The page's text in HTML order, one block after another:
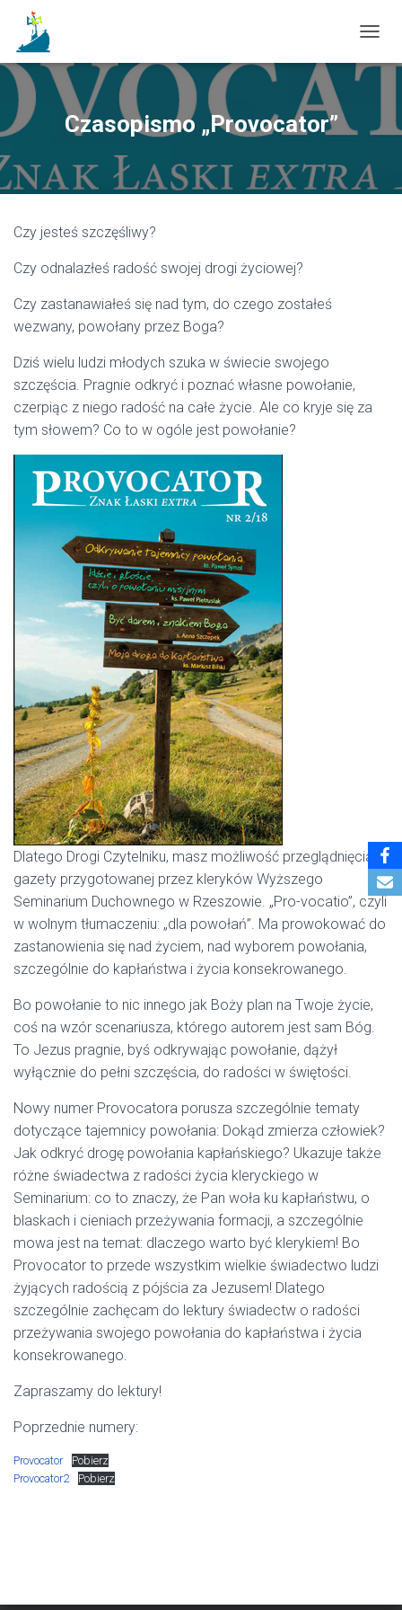
O
E
A
V
Czasopismo „Provocator”
Czy jesteś szczęśliwy?
Czy odnalazłeś radość swojej drogi życiowej?
Czy zastanawiałeś się nad tym, do czego zostałeś
wezwany, powołany przez Boga?
Dziś wielu ludzi młodych szuka w świecie swojego
szczęścia. Pragnie odkryć i poznać własne powołanie,
czerpiąc z niego radość na całe życie. Ale co kryje się za
tym słowem? Co to w ogóle jest powołanie?
Dlatego Drogi Czytelniku, masz możliwość przeglądnięcia
gazety przygotowanej przez kleryków Wyższego
Seminarium Duchownego w Rzeszowie. „Pro-vocatio”, czyli
w wolnym tłumaczeniu: „dla powołań”. Ma prowokować do
zastanowienia się nad życiem, nad wyborem powołania,
szczególnie do kapłaństwa i życia konsekrowanego.
Bo powołanie to nic innego jak Boży plan na Twoje życie,
coś na wzór scenariusza, którego autorem jest sam Bóg.
To Jezus pragnie, byś odkrywając powołanie, dążył
wyłącznie do pełni szczęścia, do radości w świętości.
Nowy numer Provocatora porusza szczególnie tematy
dotyczące tajemnicy powołania: Dokąd zmierza człowiek?
Jak odkryć drogę powołania kapłańskiego? Ukazuje także
różne świadectwa z radości życia kleryckiego w
Seminarium: co to znaczy, że Pan woła ku kapłaństwu, o
blaskach i cieniach przeżywania formacji, a szczególnie
mowa jest na temat: dlaczego warto być klerykiem! Bo
Provocator to przede wszystkim wielkie świadectwo ludzi
żyjących radością z pójścia za Jezusem! Dlatego
szczególnie zachęcam do lektury świadectw o radości
przeżywania swojego powołania do kapłaństwa i życia
konsekrowanego.
Zapraszamy do lektury!
Poprzednie numery:
Provocator
Pobierz
Provocator2
Pobierz